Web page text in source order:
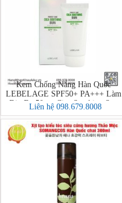
Kem Chống Nắng Hàn Quốc
LEBELAGE SPF50+ PA+++ Làm
Dịu Da 50g – Cica Soothing Sun
Liên hệ 098.679.8008